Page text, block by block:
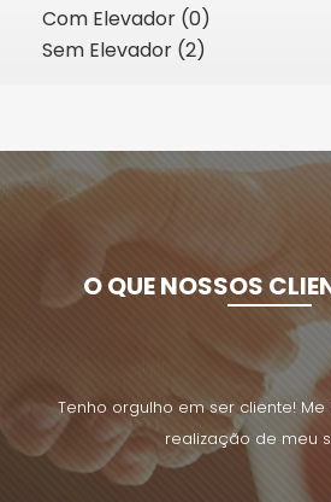
Com Elevador (0)
Sem Elevador (2)
O QUE NOSSOS
na Tenho orgulho em ser cliente!
realização de meu